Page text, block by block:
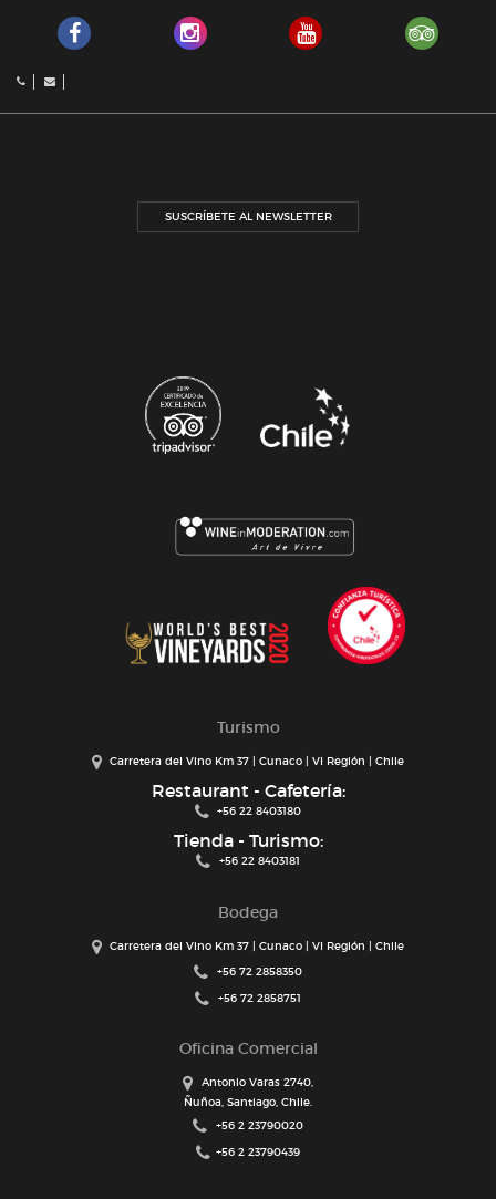
SUSCRÍBETE AL NEWSLETTER
Turismo
Carretera del Vino Km 37 | Cunaco | VI Región | Chile
Restaurant - Cafetería:
+56 22 8403180
Tienda - Turismo:
+56 22 8403181
Bodega
Carretera del Vino Km 37 | Cunaco | VI Región | Chile
+56 72 2858350
+56 72 2858751
Oficina Comercial
Antonio Varas 2740,
Ñuñoa, Santiago, Chile.
+56 2 23790020
+56 2 23790439